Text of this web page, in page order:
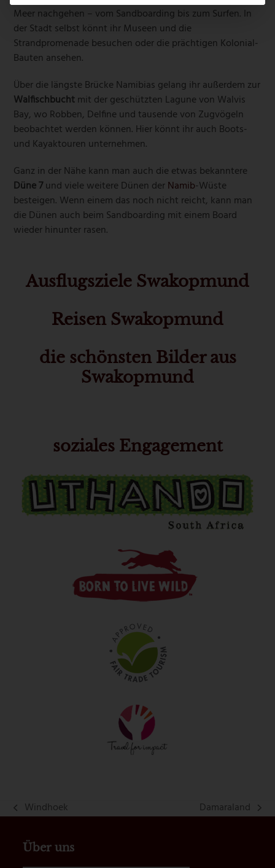
Meer nachgehen – vom Sandboarding bis zum Surfen. In
der Stadt selbst könnt ihr Museen und die
Strandpromenade besuchen oder die prächtigen Kolonial-
Bauten ansehen.
Über die längste Brücke Namibias gelang ihr außerdem zur
Walfischbuchtmit der geschützten Lagune von Walvis
Bay, wo Robben, Delfine und tausende von Zugvögeln
beobachtet werden können. Hier könnt ihr auch Boots-
und Kayaktouren unternehmen.
Ganz in der Nähe kann man auch die etwas bekanntere
Düne 7und viele weitere Dünen derNamib-Wüste
besteigen. Wenn einem das noch nicht reicht, kann man
die Dünen auch beim Sandboarding mit einem Board
wieder hinunter rasen.
Ausflugsziele Swakopmund
Reisen Swakopmund
die schönsten Bilder aus
Swakopmund
soziales Engagement
vorheriger
Windhoek
Nächster
Damaraland
Über uns